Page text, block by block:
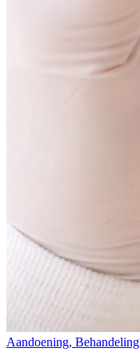
Aandoening, Behandeling